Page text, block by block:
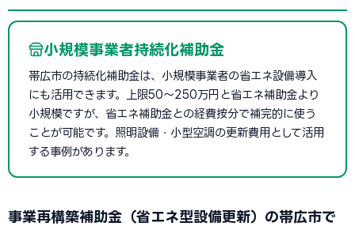
小規模事業者持続化補助金
帯広市の持続化補助金は、小規模事業者の省エネ設備導入
にも活用できます。上限50〜250万円と省エネ補助金より
小規模ですが、省エネ補助金との経費按分で補完的に使う
ことが可能です。照明設備・小型空調の更新費用として活用
する事例があります。
事業再構築補助金（省エネ型設備更新）の帯広市で